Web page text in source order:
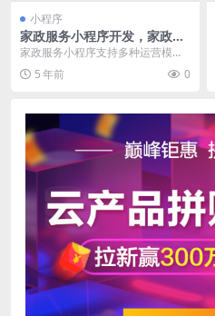
小程序
家政服务小程序开发，家政服
务小程序源码
家政服务小程序支持多种运营模
式，多种运营渠道，支持下单、发
单、派单以及企业接单等...
5 年前 0